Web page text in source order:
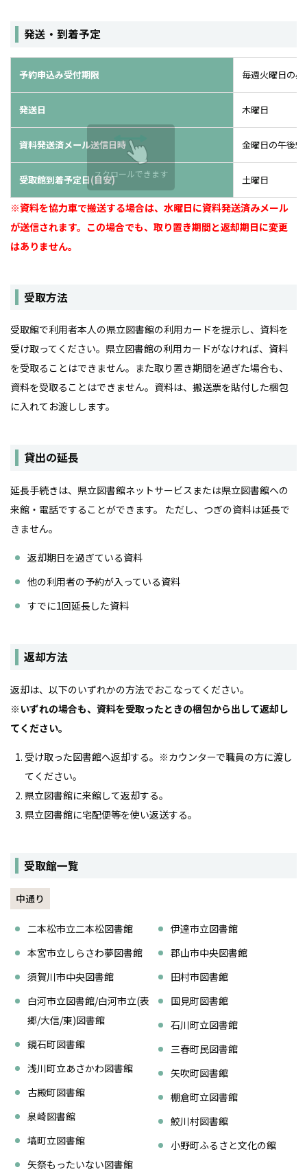
発送・到着予定
スクロールできます
予約申込み受付期限 毎週火曜日の昼
発送日 木曜日
資料発送済メール送信日時 金曜日の午後5
受取館到着予定日(目安) 土曜日
※資料を協力車で搬送する場合は、水曜日に資料発送済みメール
が送信されます。この場合でも、取り置き期間と返却期日に変更
はありません。
受取方法
受取館で利用者本人の県立図書館の利用カードを提示し、資料を
受け取ってください。県立図書館の利用カードがなければ、資料
を受取ることはできません。また取り置き期間を過ぎた場合も、
資料を受取ることはできません。資料は、搬送票を貼付した梱包
に入れてお渡しします。
貸出の延長
延長手続きは、県立図書館ネットサービスまたは県立図書館への
来館・電話ですることができます。 ただし、つぎの資料は延長で
きません。
返却期日を過ぎている資料
他の利用者の予約が入っている資料
すでに1回延長した資料
返却方法
返却は、以下のいずれかの方法でおこなってください。
※いずれの場合も、資料を受取ったときの梱包から出して返却し
てください。
受け取った図書館へ返却する。※カウンターで職員の方に渡し
てください。
県立図書館に来館して返却する。
県立図書館に宅配便等を使い返送する。
受取館一覧
中通り
二本松市立二本松図書館
本宮市立しらさわ夢図書館
須賀川市中央図書館
白河市立図書館/白河市立(表
郷/大信/東)図書館
鏡石町図書館
浅川町立あさかわ図書館
古殿町図書館
泉崎図書館
塙町立図書館
矢祭もったいない図書館
伊達市立図書館
郡山市中央図書館
田村市図書館
国見町図書館
石川町立図書館
三春町民図書館
矢吹町図書館
棚倉町立図書館
鮫川村図書館
小野町ふるさと文化の館